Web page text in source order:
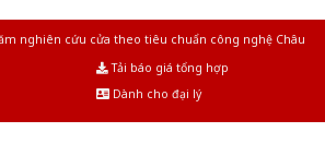
nghiên cứu cửa theo tiêu chuẩn công nghệ Châu
Tải báo giá tổng hợp
Dành cho đại lý